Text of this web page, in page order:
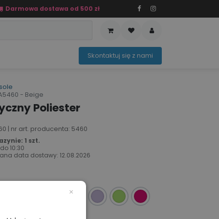
Darmowa dostawa od 500 zł
OFERTA SEZONOWASko​ntaktuj ​​​​się z nami​​​​
- Beige
Poliester
| nr art. producenta: 5460
1 szt.
10:30
data dostawy: 12.08.2026
×